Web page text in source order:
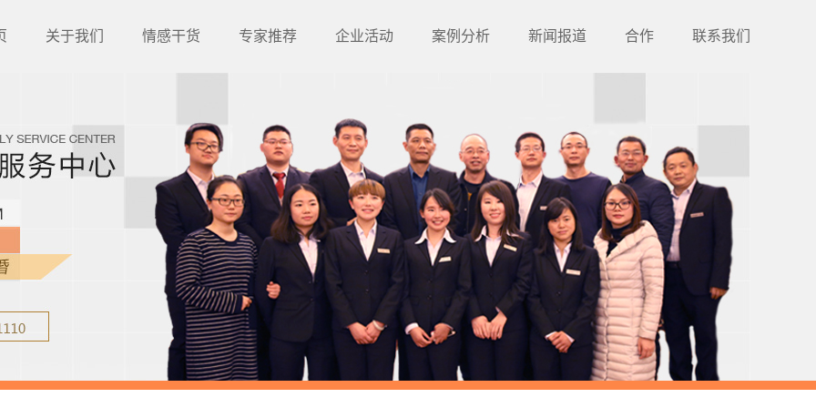
关于我们 情感干货 专家推荐 企业活动 案例分析 新闻报道 合作 联系我们